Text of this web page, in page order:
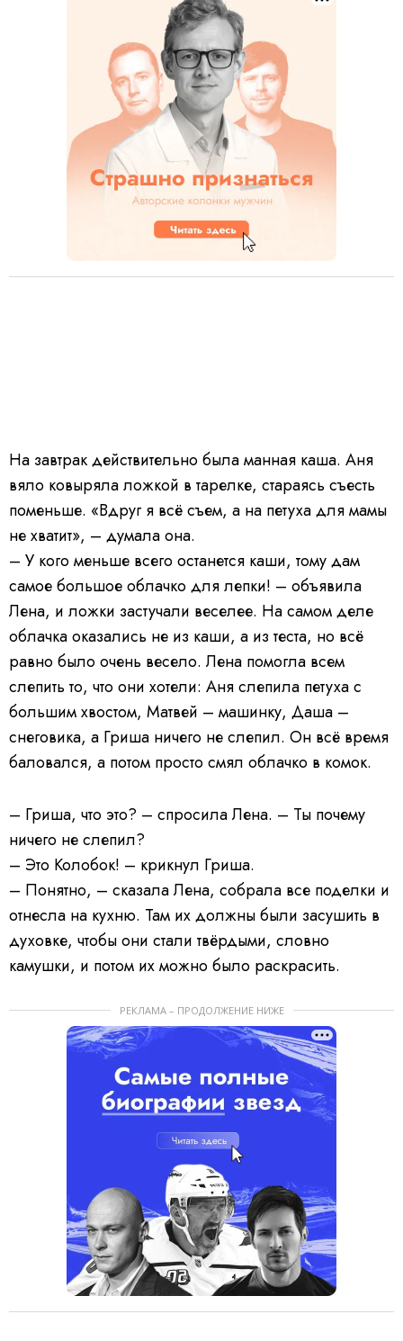
На завтрак действительно была манная каша. Аня
вяло ковыряла ложкой в тарелке, стараясь съесть
поменьше. «Вдруг я всё съем, а на петуха для мамы
не хватит», – думала она.
– У кого меньше всего останется каши, тому дам
самое большое облачко для лепки! – объявила
Лена, и ложки застучали веселее. На самом деле
облачка оказались не из каши, а из теста, но всё
равно было очень весело. Лена помогла всем
слепить то, что они хотели: Аня слепила петуха с
большим хвостом, Матвей – машинку, Даша –
снеговика, а Гриша ничего не слепил. Он всё время
баловался, а потом просто смял облачко в комок.
– Гриша, что это? – спросила Лена. – Ты почему
ничего не слепил?
– Это Колобок! – крикнул Гриша.
– Понятно, – сказала Лена, собрала все поделки и
отнесла на кухню. Там их должны были засушить в
духовке, чтобы они стали твёрдыми, словно
камушки, и потом их можно было раскрасить.
РЕКЛАМА – ПРОДОЛЖЕНИЕ НИЖЕ